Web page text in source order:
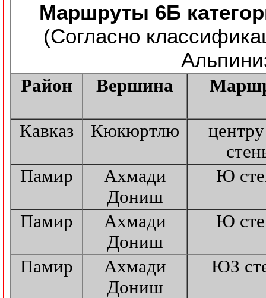
Маршруты 6Б
(Согласно
Район Вершина
Кавказ Кюкюртлю
Памир
Ахмади
Дониш
Ю
Памир
Ахмади
Дониш
Ю
Памир
Ахмади
Дониш
ЮЗ